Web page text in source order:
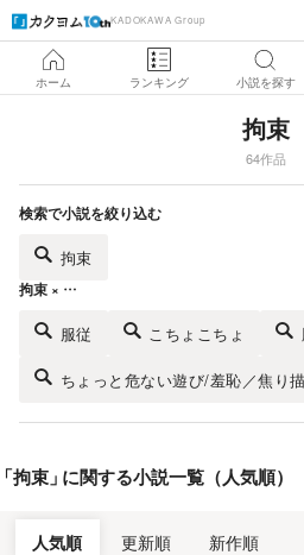
KADOKAWA Group
ホーム ランキング 小説を探す
拘束
64作品
検索で小説を絞り込む
拘束
拘束 × …
服従 こちょこちょ
ちょっと危ない遊び/羞恥／焦り
拘束 」に関する小説一覧（人気順）
人気順 更新順 新作順